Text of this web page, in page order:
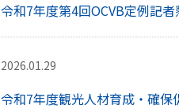
令和7年度第4回OCVB定例記
2026.01.29
令和7年度観光人材育成・確